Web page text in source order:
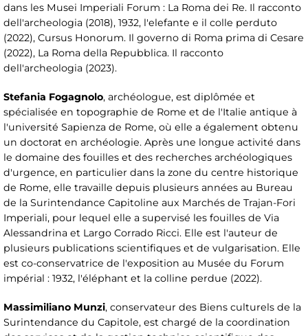
dans les Musei Imperiali Forum : La Roma dei Re. Il racconto
dell'archeologia (2018), 1932, l'elefante e il colle perduto
(2022), Cursus Honorum. Il governo di Roma prima di Cesare
(2022), La Roma della Repubblica. Il racconto
dell'archeologia (2023).
Stefania Fogagnolo, archéologue, est diplômée et
spécialisée en topographie de Rome et de l'Italie antique à
l'université Sapienza de Rome, où elle a également obtenu
un doctorat en archéologie. Après une longue activité dans
le domaine des fouilles et des recherches archéologiques
d'urgence, en particulier dans la zone du centre historique
de Rome, elle travaille depuis plusieurs années au Bureau
de la Surintendance Capitoline aux Marchés de Trajan-Fori
Imperiali, pour lequel elle a supervisé les fouilles de Via
Alessandrina et Largo Corrado Ricci. Elle est l'auteur de
plusieurs publications scientifiques et de vulgarisation. Elle
est co-conservatrice de l'exposition au Musée du Forum
impérial : 1932, l'éléphant et la colline perdue (2022).
Massimiliano Munzi, conservateur des Biens culturels de la
Surintendance du Capitole, est chargé de la coordination